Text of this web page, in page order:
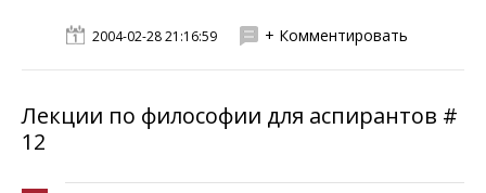
2004-02-28 21:16:59 + Комментировать
Лекции по философии для аспирантов #
12